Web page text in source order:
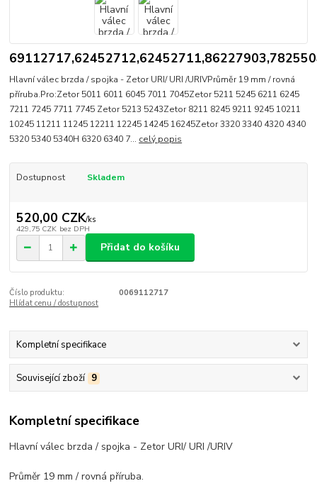
Hlavní válec brzda / spojka - Zetor URI/ URI /URIVPrůměr 19 mm / rovná
příruba.Pro:Zetor 5011 6011 6045 7011 7045Zetor 5211 5245 6211 6245
7211 7245 7711 7745 Zetor 5213 5243Zetor 8211 8245 9211 9245 10211
10245 11211 11245 12211 12245 14245 16245Zetor 3320 3340 4320 4340
5320 5340 5340H 6320 6340 7... celý popis
Dostupnost Skladem
520,00 CZK/ks
429,75 CZK bez DPH
Přidat do košíku
Číslo produktu:
0069112717
Hlídat cenu / dostupnost
Kompletní specifikace
Související zboží 9
Kompletní specifikace
Hlavní válec brzda / spojka - Zetor URI/ URI /URIV
Průměr 19 mm / rovná příruba.